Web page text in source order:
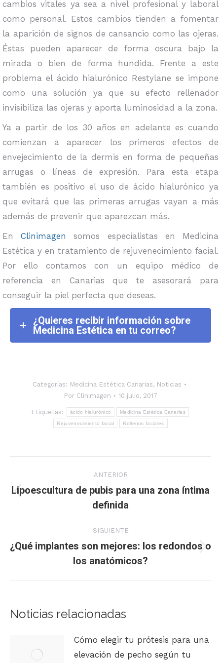
cambios vitales ya sea a nivel profesional y laboral
como personal. Estos cambios tienden a fomentar
la aparición de signos de cansancio como las ojeras.
Éstas pueden aparecer de forma oscura bajo la
mirada o bien de forma hundida. Frente a este
problema el ácido hialurónico Restylane se impone
como una solución ya que su efecto rellenador
invisibiliza las ojeras y aporta luminosidad a la zona.
Ya a partir de los 30 años en adelante es cuando
comienzan a aparecer los primeros efectos de
envejecimiento de la dermis en forma de pequeñas
arrugas o líneas de expresión. Para esta etapa
también es positivo el uso de ácido hialurónico ya
que evitará que las primeras arrugas vayan a más
además de prevenir que aparezcan más.
EnClinimagen
somos especialistas en Medicina
Estética y en tratamiento de rejuvenecimiento facial.
Por ello contamos con un equipo médico de
referencia en Canarias que te asesorará para
conseguir la piel perfecta que deseas.
¿Quieres recibir información sobre
Medicina Estética en tu correo?
Categorías: Medicina Estética Canarias, Noticias
Por Clinimagen 10 julio, 2017
Etiquetas: ácido hialurónico Medicina Estética Canarias
Rejuvenecimiento facial Rellenos faciales
entre
publicaciones
ANTERIOR
Publicación
Lipoescultura de pubis para una zona íntima
definida
SIGUIENTE
Publicación
¿Qué implantes son mejores: los redondos o
los anatómicos?
Noticias relacionadas
Cómo elegir tu prótesis para una
elevación de pecho según tu